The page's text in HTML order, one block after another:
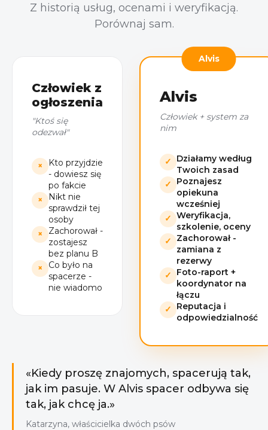
Z historią usług, ocenami i weryfikacją.
Porównaj sam.
Człowiek z
ogłoszenia
"Ktoś się
odezwał"
×
Kto przyjdzie
- dowiesz się
po fakcie
×
Nikt nie
sprawdził tej
osoby
×
Zachorował -
zostajesz
bez planu B
×
Co było na
spacerze -
nie wiadomo
Alvis
Alvis
Człowiek + system za
nim
✓
Działamy według
Twoich zasad
✓
Poznajesz
opiekuna
wcześniej
✓ Weryfikacja,
szkolenie, oceny
✓
Zachorował -
zamiana z
rezerwy
✓
Foto-raport +
koordynator na
łączu
✓
Reputacja i
odpowiedzialność
«Kiedy proszę znajomych, spacerują tak,
jak im pasuje. W Alvis spacer odbywa się
tak, jak chcę ja.»
Katarzyna, właścicielka dwóch psów